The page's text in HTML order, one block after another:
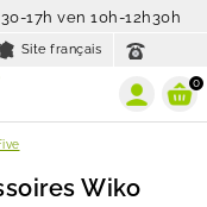
17h ven 10h-12h30h
Site français
0
Wiko